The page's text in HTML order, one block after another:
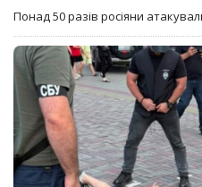
Понад 50 разів росіяни